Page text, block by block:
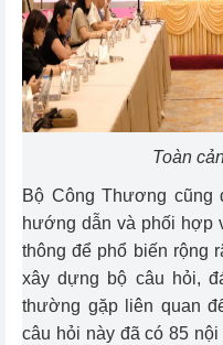
Toàn
Bộ Công Thương cũng
hướng dẫn và phối hợp
thông để phổ biến rộng
xây dựng bộ câu hỏi,
thường gặp liên quan
câu hỏi này đã có 85